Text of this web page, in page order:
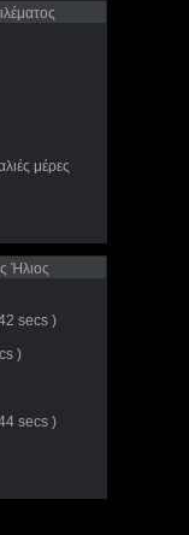
μέρες
Ήλιος
secs )
)
secs )